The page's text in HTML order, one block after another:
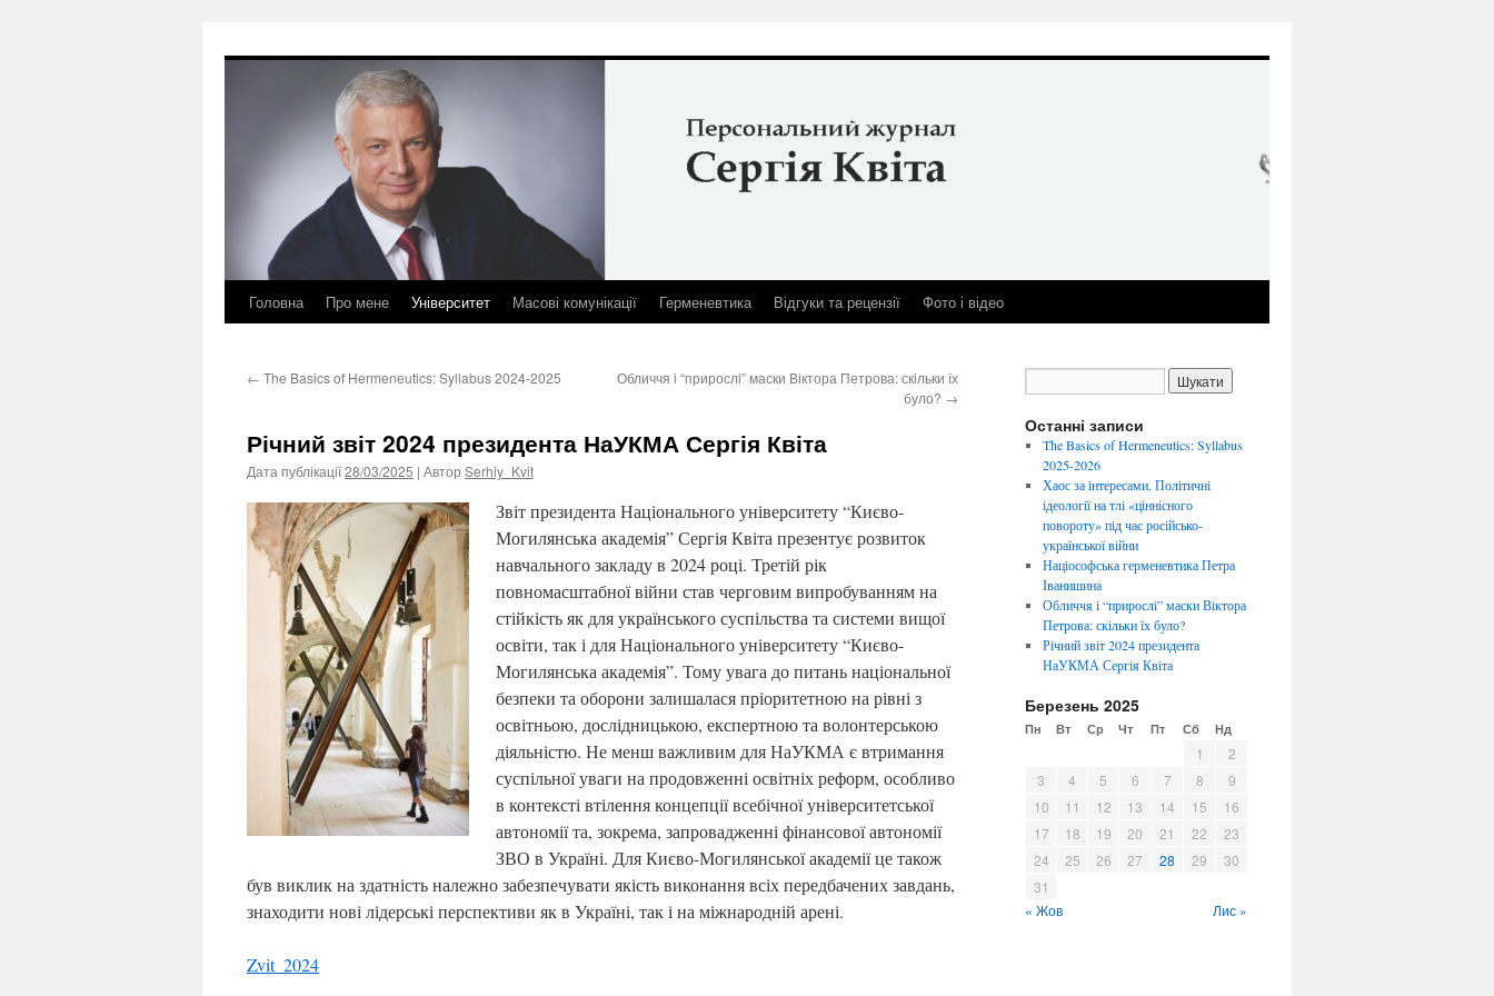
до
Головна Про мене Університет Масові комунікації Герменевтика Відгуки та рецензії Фото і відео
← The Basics of Hermeneutics: Syllabus 2024-2025
Обличчя i “прирослi” маски Віктора Петрова: скiльки їх
було? →
Річний звіт 2024 президента НаУКМА Сергія Квіта
Дата публікації28/03/2025 | Автор Serhiy_Kvit
Звіт президента Національного університету “Києво-
Могилянська академія” Сергія Квіта презентує розвиток
навчального закладу в 2024 році. Третій рік
повномасштабної війни став черговим випробуванням на
стійкість як для українського суспільства та системи вищої
освіти, так і для Національного університету “Києво-
Могилянська академія”. Тому увага до питань національної
безпеки та оборони залишалася пріоритетною на рівні з
освітньою, дослідницькою, експертною та волонтерською
діяльністю. Не менш важливим для НаУКМА є втримання
суспільної уваги на продовженні освітніх реформ, особливо
в контексті втілення концепції всебічної університетської
автономії та, зокрема, запровадженні фінансової автономії
ЗВО в Україні. Для Києво-Могилянської академії це також
був виклик на здатність належно забезпечувати якість виконання всіх передбачених завдань,
знаходити нові лідерські перспективи як в Україні, так і на міжнародній арені.
Zvit_2024
Останні записи
The Basics of Hermeneutics: Syllabus
2025-2026
Хаос за інтересами. Політичні
ідеології на тлі «ціннісного
повороту» під час російсько-
української війни
Націософська герменевтика Петра
Іванишина
Обличчя i “прирослi” маски Віктора
Петрова: скiльки їх було?
Річний звіт 2024 президента
НаУКМА Сергія Квіта
Березень 2025
Пн Вт Ср Чт Пт Сб Нд
1
2
3
4 5 6 7 8
9
10
11 12 13 14 15
16
17
18 19 20 21 22
23
24
25 26 27 28 29
30
31
« Жов
Лис »